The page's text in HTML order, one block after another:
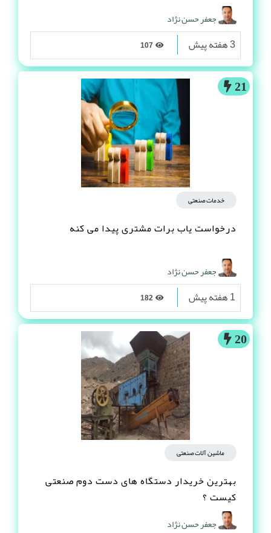
جعفر حسن نژاد
3 هفته پیش
21
خدمات صنعتی
درخواست یاب برات مشتری پیدا می کنه
جعفر حسن نژاد
1 هفته پیش
20
ماشین آلات صنعتی
بهترین خریدار دستگاه های دست دوم صنعتی
کیست ؟
جعفر حسن نژاد